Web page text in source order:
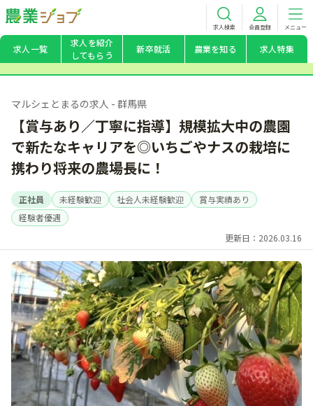
求人検索 会員登録 メニュー
求人一覧
求人を紹介
してもらう
新卒就活 農業を知る 求人特集
マルシェとまるの求人 - 群馬県
【賞与あり／丁寧に指導】規模拡大中の農園
で新たなキャリアを◎いちごやナスの栽培に
携わり将来の農場長に！
正社員 未経験歓迎 社会人未経験歓迎
賞与実績あり
経験者優遇
更新日：2026.03.16